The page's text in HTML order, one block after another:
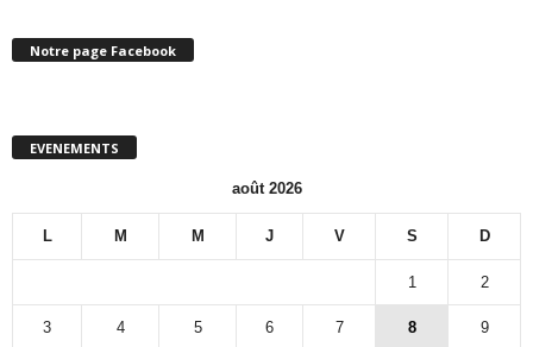
Notre page Facebook
EVENEMENTS
août 2026
L M M J V S D
1 2
3 4 5 6 7 8 9